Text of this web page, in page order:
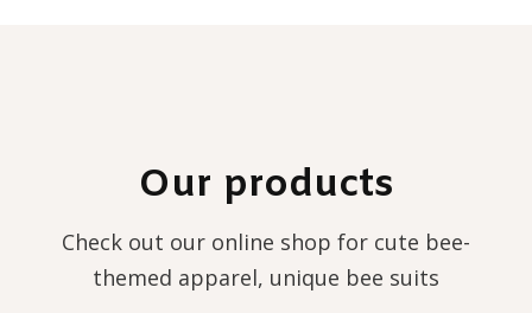
Our products
Check out our online shop for cute bee-
themed apparel, unique bee suits